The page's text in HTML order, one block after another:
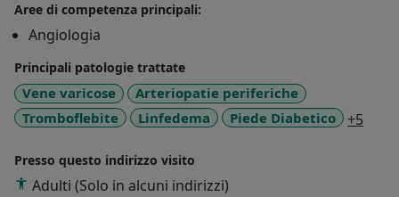
Aree di competenza principali:
Angiologia
Principali patologie trattate
Vene varicose
Arteriopatie periferiche
Tromboflebite
Linfedema Piede Diabetico +5
Presso questo indirizzo visito
Adulti (Solo in alcuni indirizzi)